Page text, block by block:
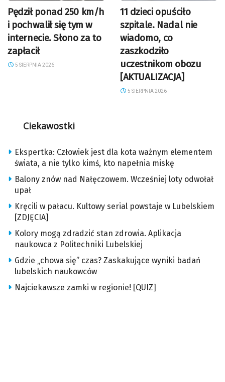
Pędził ponad 250 km/h
i pochwalił się tym w
internecie. Słono za to
zapłacił
5 SIERPNIA 2026
11 dzieci opuściło
szpitale. Nadal nie
wiadomo, co
zaszkodziło
uczestnikom obozu
[AKTUALIZACJA]
5 SIERPNIA 2026
Ciekawostki
Ekspertka: Człowiek jest dla kota ważnym elementem
świata, a nie tylko kimś, kto napełnia miskę
Balony znów nad Nałęczowem. Wcześniej loty odwołał
upał
Kręcili w pałacu. Kultowy serial powstaje w Lubelskiem
[ZDJĘCIA]
Kolory mogą zdradzić stan zdrowia. Aplikacja
naukowca z Politechniki Lubelskiej
Gdzie „chowa się” czas? Zaskakujące wyniki badań
lubelskich naukowców
Najciekawsze zamki w regionie! [QUIZ]